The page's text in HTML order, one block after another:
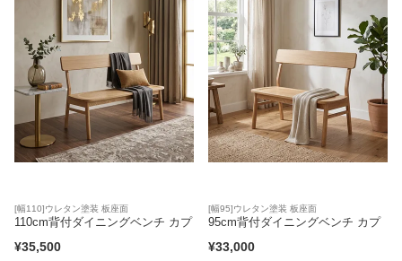
[幅110]ウレタン塗装 板座面
110cm背付ダイニングベンチ カプ
¥35,500
[幅95]ウレタン塗装 板座面
95cm背付ダイニングベンチ カプ
¥33,000